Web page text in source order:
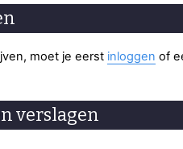
moet je eerst inloggen of
verslagen